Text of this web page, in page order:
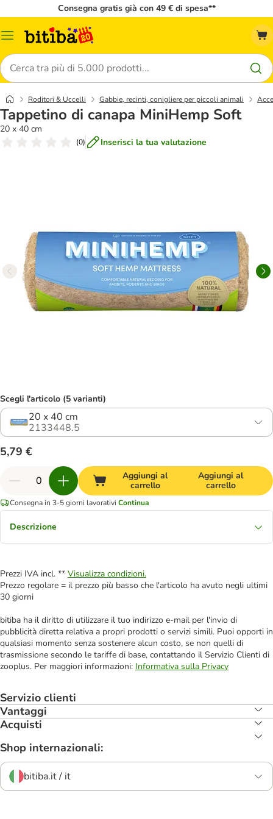
Consegna gratis già con 49 € di spesa**
Overview
Cerca
Roditori & Uccelli Gabbie, recinti, conigliere per piccoli animali
Tappetino di canapa MiniHemp Soft
20 x 40 cm
(0) Inserisci la tua valutazione
Scegli l'articolo (5 varianti)
20 x 40 cm
2133448.5
5,79 €
Aggiungi al
carrello
Aggiungi al
carrello
Consegna in 3-5 giorni lavorativi Continua
Descrizione
Prezzi IVA incl. ** Visualizza condizioni.
Prezzo regolare = il prezzo più basso che l'articolo ha avuto negli ultimi
30 giorni
bitiba ha il diritto di utilizzare il tuo indirizzo e-mail per l'invio di
pubblicità diretta relativa a propri prodotti o servizi simili. Puoi opporti in
qualsiasi momento senza sostenere alcun costo, se non quelli di
trasmissione secondo le tariffe di base, contattando il Servizio Clienti di
zooplus. Per maggiori informazioni: Informativa sulla Privacy
Servizio clienti
Vantaggi
Acquisti
Shop internazionali:
bitiba.it / it